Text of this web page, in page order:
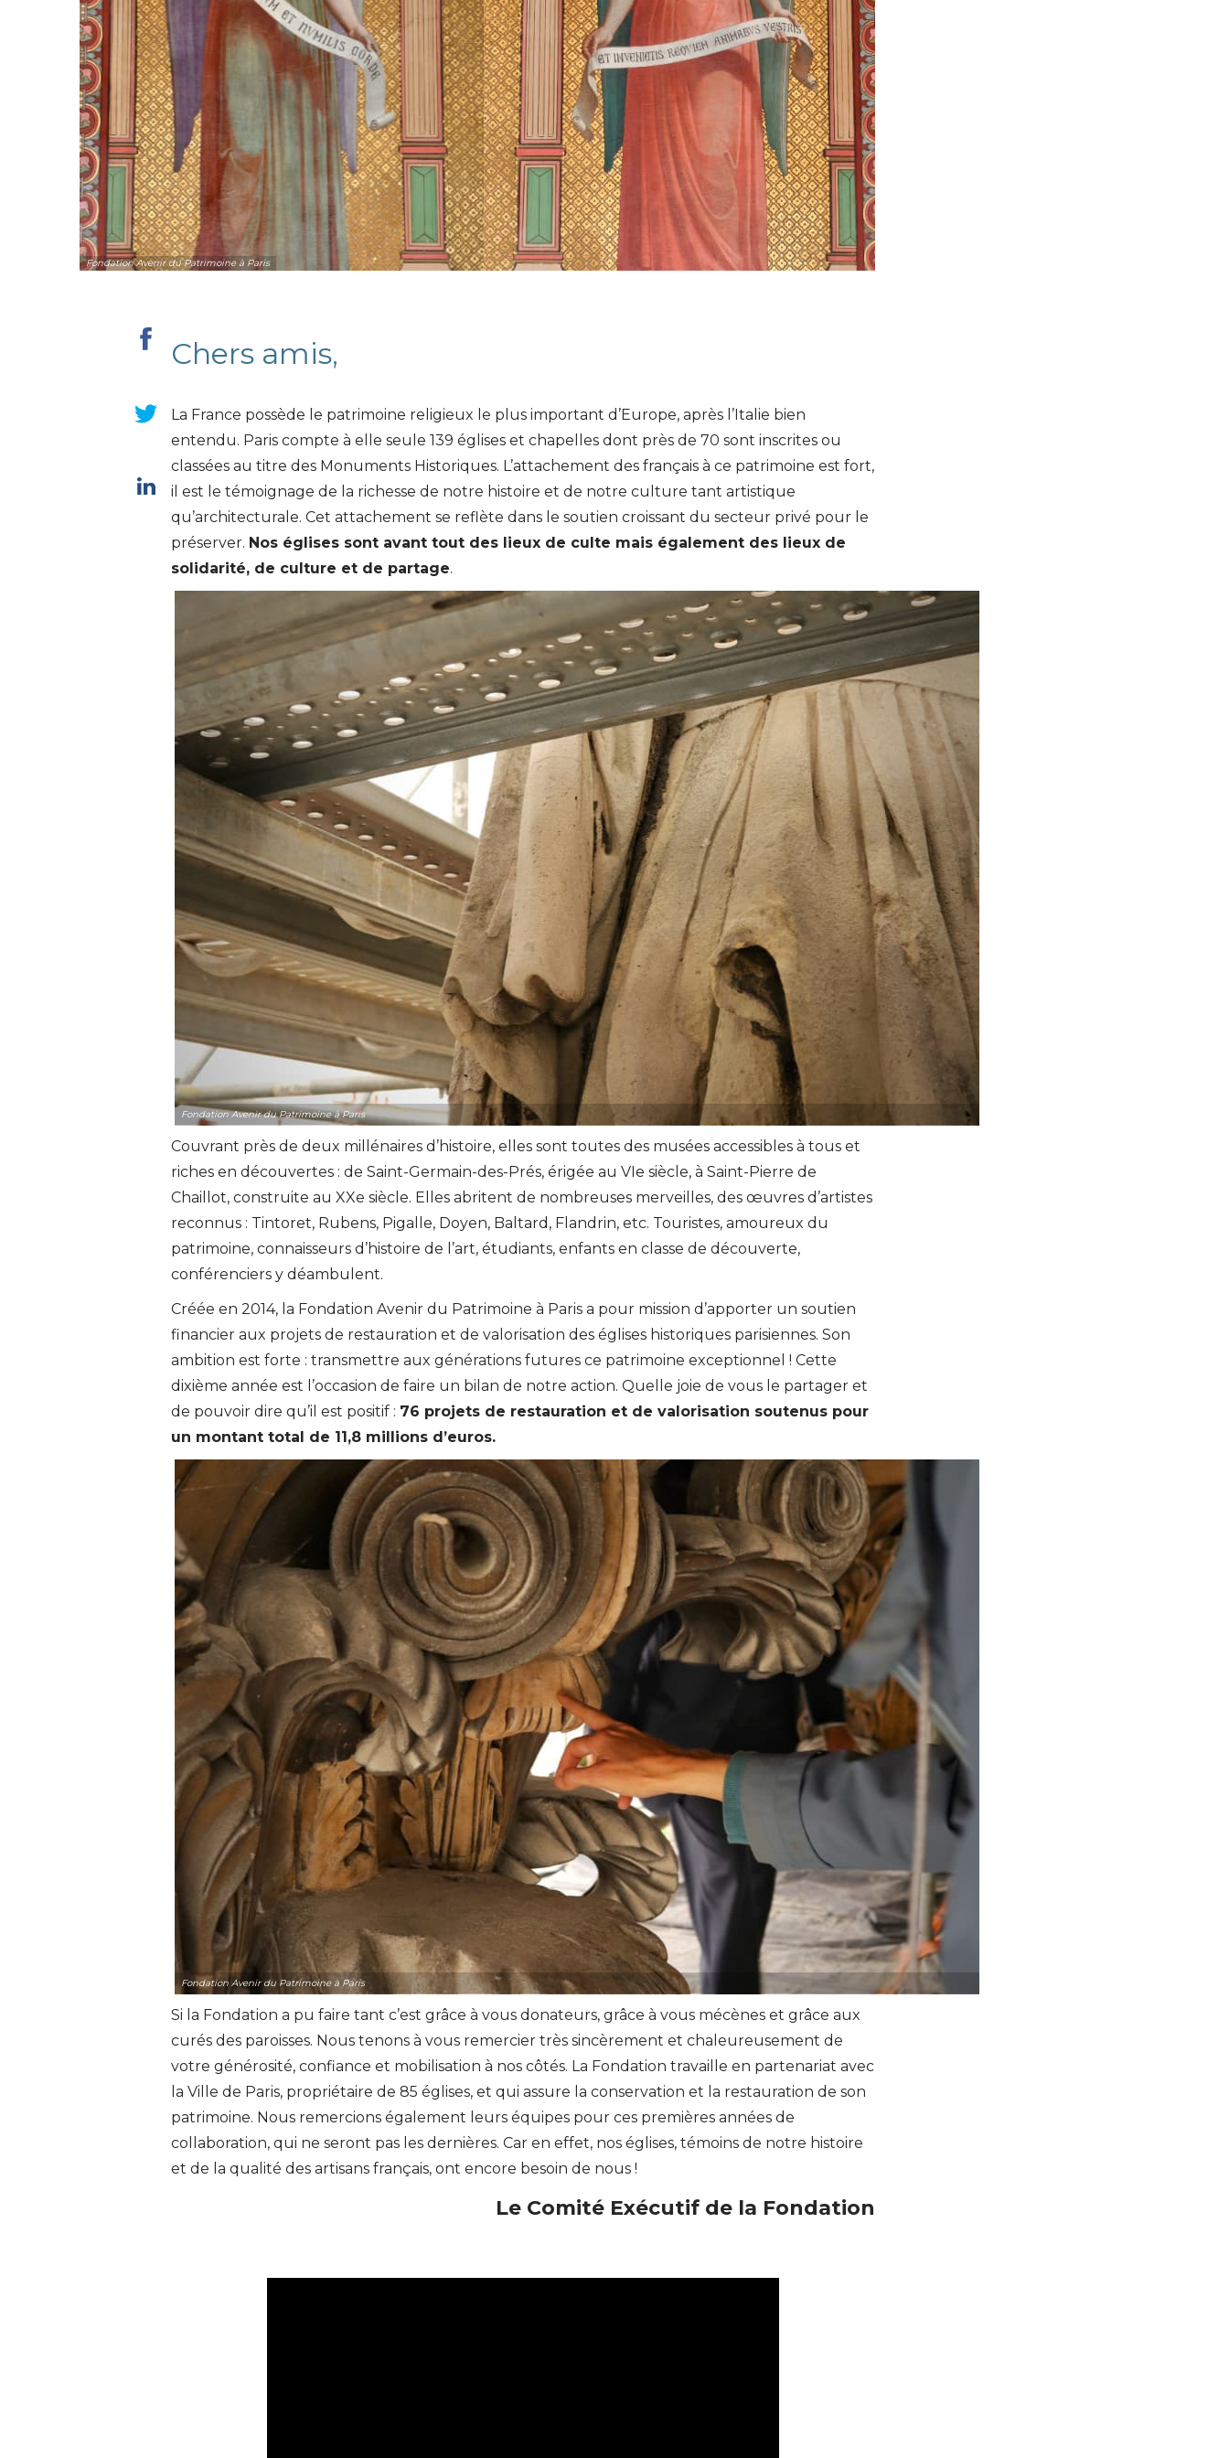
Fondation Avenir du Patrimoine à Paris
Chers amis,
La France possède le patrimoine religieux le plus important d’Europe, après l’Italie bien
entendu. Paris compte à elle seule 139 églises et chapelles dont près de 70 sont inscrites ou
classées au titre des Monuments Historiques. L’attachement des français à ce patrimoine est fort,
il est le témoignage de la richesse de notre histoire et de notre culture tant artistique
qu’architecturale. Cet attachement se reflète dans le soutien croissant du secteur privé pour le
préserver. Nos églises sont avant tout des lieux de culte mais également des lieux de
solidarité, de culture et de partage.
Fondation Avenir du Patrimoine à Paris
Couvrant près de deux millénaires d’histoire, elles sont toutes des musées accessibles à tous et
riches en découvertes : de Saint-Germain-des-Prés, érigée au VIe siècle, à Saint-Pierre de
Chaillot, construite au XXe siècle. Elles abritent de nombreuses merveilles, des œuvres d’artistes
reconnus : Tintoret, Rubens, Pigalle, Doyen, Baltard, Flandrin, etc. Touristes, amoureux du
patrimoine, connaisseurs d’histoire de l’art, étudiants, enfants en classe de découverte,
conférenciers y déambulent.
Créée en 2014, la Fondation Avenir du Patrimoine à Paris a pour mission d’apporter un soutien
financier aux projets de restauration et de valorisation des églises historiques parisiennes. Son
ambition est forte : transmettre aux générations futures ce patrimoine exceptionnel ! Cette
dixième année est l’occasion de faire un bilan de notre action. Quelle joie de vous le partager et
de pouvoir dire qu’il est positif : 76 projets de restauration et de valorisation soutenus pour
un montant total de 11,8 millions d’euros.
Fondation Avenir du Patrimoine à Paris
Si la Fondation a pu faire tant c’est grâce à vous donateurs, grâce à vous mécènes et grâce aux
curés des paroisses. Nous tenons à vous remercier très sincèrement et chaleureusement de
votre générosité, confiance et mobilisation à nos côtés. La Fondation travaille en partenariat avec
la Ville de Paris, propriétaire de 85 églises, et qui assure la conservation et la restauration de son
patrimoine. Nous remercions également leurs équipes pour ces premières années de
collaboration, qui ne seront pas les dernières. Car en effet, nos églises, témoins de notre histoire
et de la qualité des artisans français, ont encore besoin de nous !
Le Comité Exécutif de la Fondation